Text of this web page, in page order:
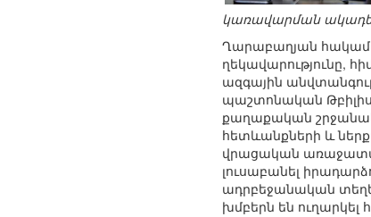
կառավարման
Ղարաբաղյան
ղեկավարությունը,
ազգային
պաշտոնական
քաղաքական
հետևանքների և
վրացական առաջատար
լուսաբանել
ադրբեջանական
խմբերն են ուղարկել